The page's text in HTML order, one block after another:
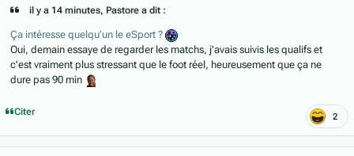
il y a 14 minutes, Pastore a dit :
Ça intéresse quelqu’un le eSport ?
Oui, demain essaye de regarder les matchs, j'avais suivis les qualifs et
c'est vraiment plus stressant que le foot réel, heureusement que ça ne
dure pas 90 min
Citer 2